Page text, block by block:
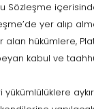
Sözleşme
yer alıp
hükümlere,
kabul ve